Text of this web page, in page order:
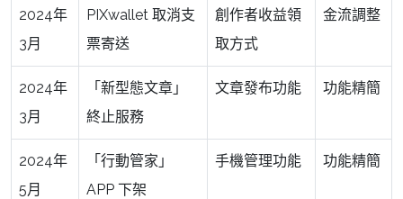
2024年
3月
PIXwallet 取消支
票寄送
創作者收益領
取方式
金流調整
2024年
3月
「新型態文章」
終止服務
文章發布功能 功能精簡
2024年
5月
「行動管家」
APP 下架
手機管理功能 功能精簡